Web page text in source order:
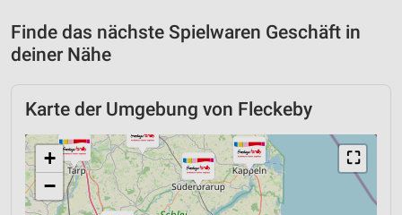
Finde das nächste Spielwaren Geschäft in
deiner Nähe
Karte der Umgebung von Fleckeby
⛶
+
−